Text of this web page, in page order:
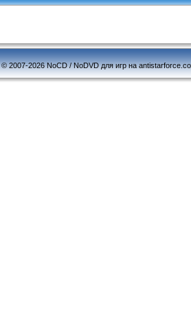
© 2007-2026 NoCD / NoDVD для игр на